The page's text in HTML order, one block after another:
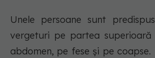
Unele persoane sunt
vergeturi pe partea
abdomen, pe fese și pe